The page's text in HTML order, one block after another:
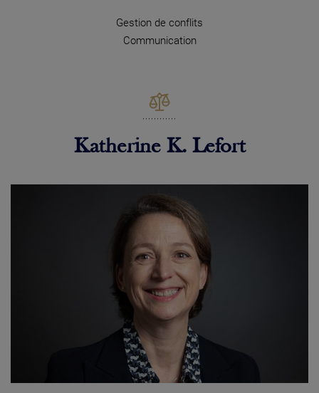
Gestion de conflits
Communication
Katherine K. Lefort